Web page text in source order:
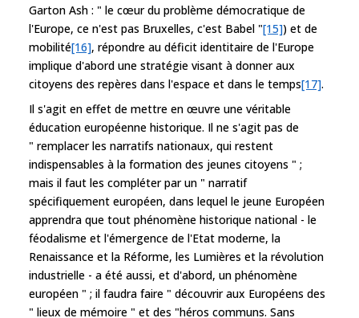
Garton Ash : " le cœur du problème démocratique de
l'Europe, ce n'est pas Bruxelles, c'est Babel "[15]) et de
mobilité[16], répondre au déficit identitaire de l'Europe
implique d'abord une stratégie visant à donner aux
citoyens des repères dans l'espace et dans le temps[17].
Il s'agit en effet de mettre en œuvre une véritable
éducation européenne historique. Il ne s'agit pas de
" remplacer les narratifs nationaux, qui restent
indispensables à la formation des jeunes citoyens " ;
mais il faut les compléter par un " narratif
spécifiquement européen, dans lequel le jeune Européen
apprendra que tout phénomène historique national - le
féodalisme et l'émergence de l'Etat moderne, la
Renaissance et la Réforme, les Lumières et la révolution
industrielle - a été aussi, et d'abord, un phénomène
européen " ; il faudra faire " découvrir aux Européens des
" lieux de mémoire " et des "héros communs. Sans